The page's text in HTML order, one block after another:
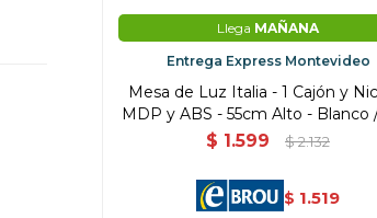
Llega MAÑANA
Entrega Express Montevideo
Mesa de Luz Italia - 1 Cajón y
MDP y ABS - 55cm Alto - Blanco
$ 1.599 $ 2.132
$ 1.519